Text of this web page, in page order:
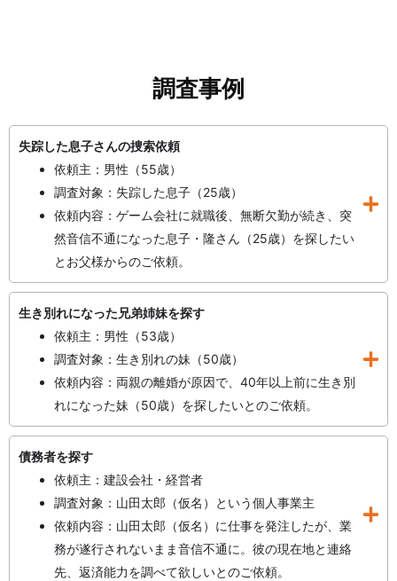
調査事例
失踪した息子さんの捜索依頼
依頼主：男性（55歳）
調査対象：失踪した息子（25歳）
依頼内容：ゲーム会社に就職後、無断欠勤が続き、突
然音信不通になった息子・隆さん（25歳）を探したい
とお父様からのご依頼。
生き別れになった兄弟姉妹を探す
依頼主：男性（53歳）
調査対象：生き別れの妹（50歳）
依頼内容：両親の離婚が原因で、40年以上前に生き別
れになった妹（50歳）を探したいとのご依頼。
債務者を探す
依頼主：建設会社・経営者
調査対象：山田太郎（仮名）という個人事業主
依頼内容：山田太郎（仮名）に仕事を発注したが、業
務が遂行されないまま音信不通に。彼の現在地と連絡
先、返済能力を調べて欲しいとのご依頼。